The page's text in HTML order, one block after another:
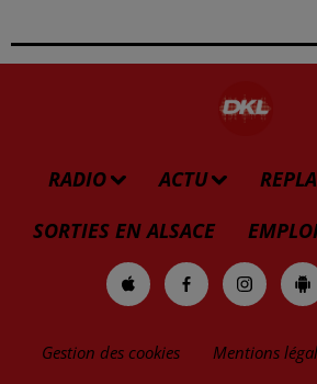
RADIO ACTU
SORTIES EN ALSACE
Gestion des cookies Mentions